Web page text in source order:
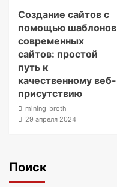
Создание сайтов с
помощью шаблонов
современных
сайтов: простой
путь к
качественному веб-
присутствию
mining_broth
29 апреля 2024
Поиск